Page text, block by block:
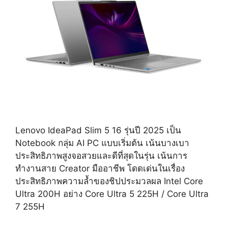
Lenovo IdeaPad Slim 5 16 รุ่นปี 2025 เป็น
Notebook กลุ่ม AI PC แบบเริ่มต้น เน้นบางเบา
ประสิทธิภาพสูงจอสวยและดีที่สุดในรุ่น เน้นการ
ทำงานสาย Creator มืออาชีพ โดดเด่นในเรื่อง
ประสิทธิภาพความล้ำของชิปประมวลผล Intel Core
Ultra 200H อย่าง Core Ultra 5 225H / Core Ultra
7 255H